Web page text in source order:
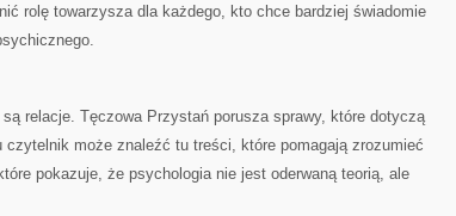
rolę towarzysza dla każdego, kto chce bardziej świadomie
relacje. Tęczowa Przystań porusza sprawy, które dotyczą
może znaleźć tu treści, które pomagają zrozumieć
pokazuje, że psychologia nie jest oderwaną teorią, ale